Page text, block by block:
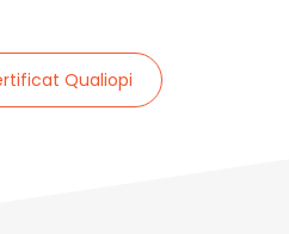
Qualiopi